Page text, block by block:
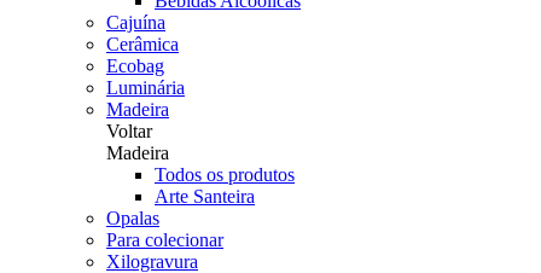
Cajuína
Cerâmica
Ecobag
Luminária
Madeira
Voltar
Madeira
Todos os produtos
Arte Santeira
Opalas
Para colecionar
Xilogravura